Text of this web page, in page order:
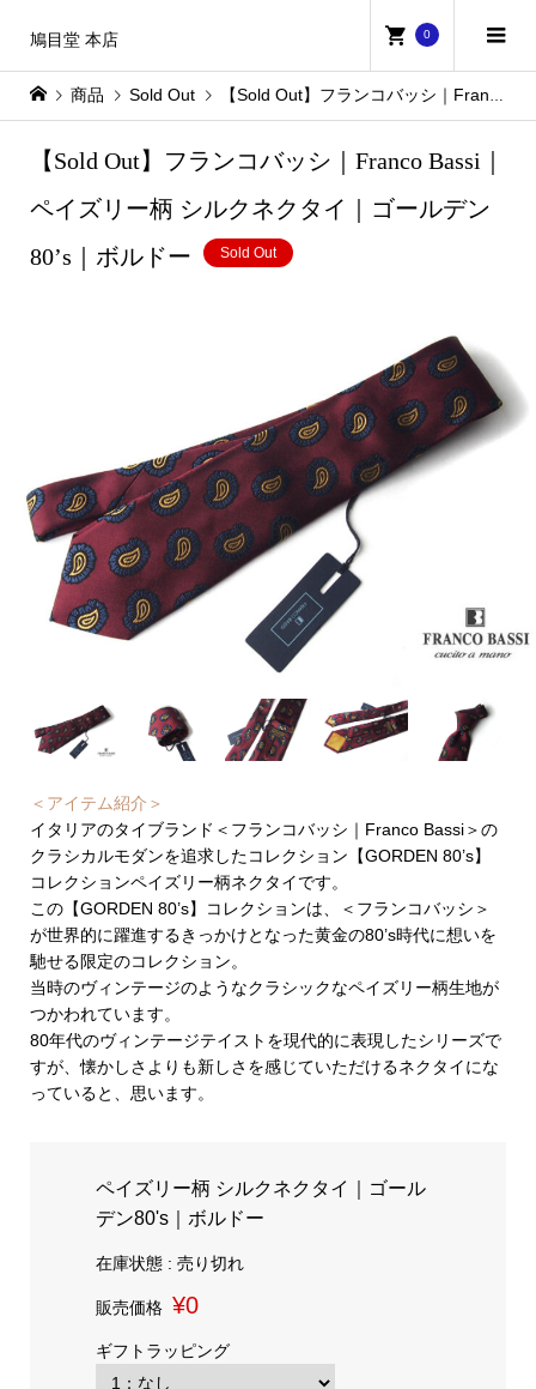
鳩目堂 本店 0
商品 Sold Out 【Sold Out】フランコバッシ｜Franco Bassi｜ペイズリー柄 シルクネクタイ｜ゴールデン80’s｜ボルドー
【Sold Out】フランコバッシ｜Franco Bassi｜
ペイズリー柄 シルクネクタイ｜ゴールデン
80’s｜ボルドー
Sold Out
＜アイテム紹介＞
イタリアのタイブランド＜フランコバッシ｜Franco Bassi＞の
クラシカルモダンを追求したコレクション【GORDEN 80’s】
コレクションペイズリー柄ネクタイです。
この【GORDEN 80’s】コレクションは、＜フランコバッシ＞
が世界的に躍進するきっかけとなった黄金の80’s時代に想いを
馳せる限定のコレクション。
当時のヴィンテージのようなクラシックなペイズリー柄生地が
つかわれています。
80年代のヴィンテージテイストを現代的に表現したシリーズで
すが、懐かしさよりも新しさを感じていただけるネクタイにな
っていると、思います。
ペイズリー柄 シルクネクタイ｜ゴール
デン80's｜ボルドー
在庫状態 : 売り切れ
販売価格 ¥0
ギフトラッピング